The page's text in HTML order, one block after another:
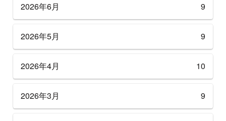
2026年6月 9
2026年5月 9
2026年4月 10
2026年3月 9